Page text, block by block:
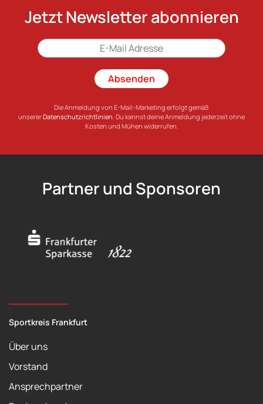
Jetzt Newsletter abonnieren
Absenden
Die Anmeldung von E-Mail-Marketing erfolgt gemäß
unsererDatenschutzrichtlinien . Du kannst deine Anmeldung jederzeit ohne
Kosten und Mühen widerrufen.
Partner und Sponsoren
Sportkreis Frankfurt
Über uns
Vorstand
Ansprechpartner